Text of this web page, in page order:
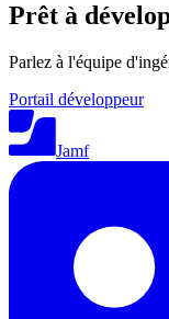
Prêt à
Parlez à l'équipe
Portail développeur
Jamf